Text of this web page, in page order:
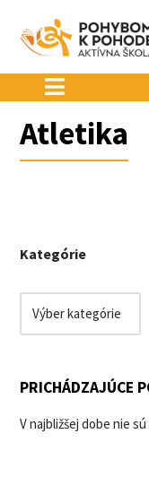
Preskočiť
na
obsah
Atletika
Kategórie
PRICHÁDZAJÚCE
V najbližšej dobe nie